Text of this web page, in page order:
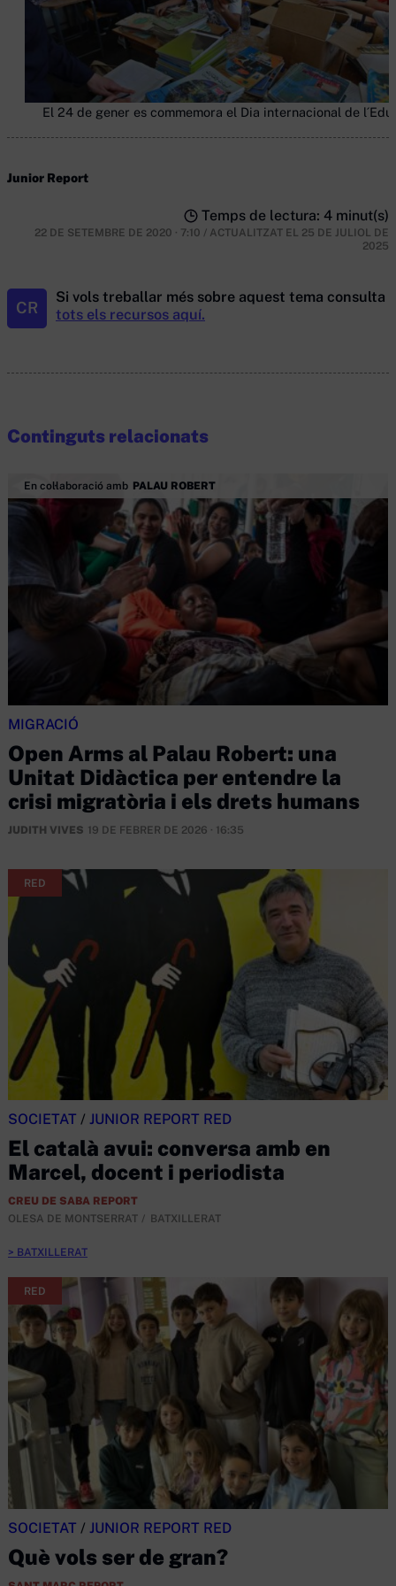
El 24 de gener es commemora el Dia internacional de
Junior Report
Temps de lectura: 4 minut(s)
22 DE SETEMBRE DE 2020 · 7:10 / ACTUALITZAT EL 25 DE JULIOL DE
2025
CR
Si vols treballar més sobre aquest tema consulta
tots els recursos aquí.
Continguts relacionats
En col·laboració amb PALAU ROBERT
MIGRACIÓ
Open Arms al Palau Robert: una
Unitat Didàctica per entendre la
crisi migratòria i els drets humans
JUDITH VIVES 19 DE FEBRER DE 2026 · 16:35
RED
SOCIETAT / JUNIOR REPORT RED
El català avui: conversa amb en
Marcel, docent i periodista
CREU DE SABA REPORT
OLESA DE MONTSERRAT
BATXILLERAT
BATXILLERAT
RED
SOCIETAT / JUNIOR REPORT RED
Què vols ser de gran?